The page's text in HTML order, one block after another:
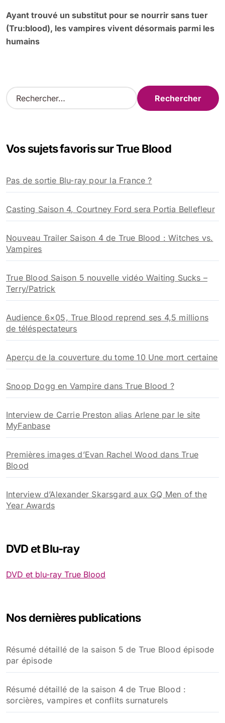
Ayant trouvé un substitut pour se nourrir sans tuer
(Tru:blood), les vampires vivent désormais parmi les
humains
R
e
r
e
r
:
Vos sujets favoris sur True Blood
Pas de sortie Blu-ray pour la France ?
Casting Saison 4, Courtney Ford sera Portia Bellefleur
Nouveau Trailer Saison 4 de True Blood : Witches vs.
Vampires
True Blood Saison 5 nouvelle vidéo Waiting Sucks –
Terry/Patrick
Audience 6×05, True Blood reprend ses 4,5 millions
de téléspectateurs
Aperçu de la couverture du tome 10 Une mort certaine
Snoop Dogg en Vampire dans True Blood ?
Interview de Carrie Preston alias Arlene par le site
MyFanbase
Premières images d’Evan Rachel Wood dans True
Blood
Interview d’Alexander Skarsgard aux GQ Men of the
Year Awards
DVD et Blu-ray
DVD et blu-ray True Blood
Nos dernières publications
Résumé détaillé de la saison 5 de True Blood épisode
par épisode
Résumé détaillé de la saison 4 de True Blood :
sorcières, vampires et conflits surnaturels